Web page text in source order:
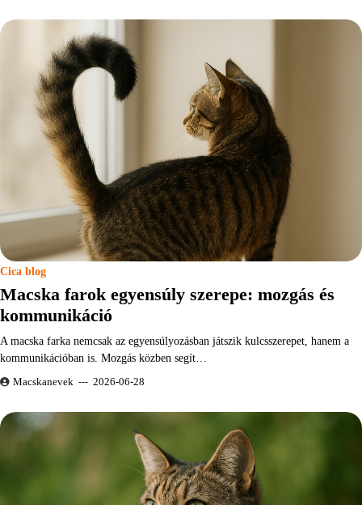
Cica blog
Macska farok egyensúly szerepe: mozgás és
kommunikáció
A macska farka nemcsak az egyensúlyozásban játszik kulcsszerepet, hanem a
kommunikációban is. Mozgás közben segít…
Macskanevek 2026-06-28